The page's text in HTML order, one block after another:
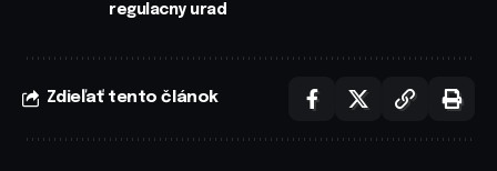
regulacny urad
Zdieľať tento článok